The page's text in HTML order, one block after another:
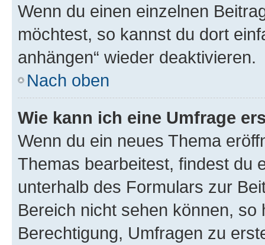
Wenn du einen einzelnen
möchtest, so kannst du dort
anhängen“ wieder deaktivieren.
Nach oben
Wie kann ich eine Umfrage
Wenn du ein neues Thema
Themas bearbeitest, findest du
unterhalb des Formulars zur
Bereich nicht sehen können,
Berechtigung, Umfragen zu